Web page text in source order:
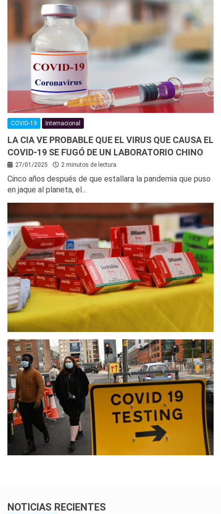
COVID-19 Internacional
LA CIA VE PROBABLE QUE EL VIRUS QUE CAUSA EL
COVID-19 SE FUGÓ DE UN LABORATORIO CHINO
27/01/2025 2 minutos de lectura
Cinco años después de que estallara la pandemia que puso
en jaque al planeta, el…
NOTICIAS RECIENTES